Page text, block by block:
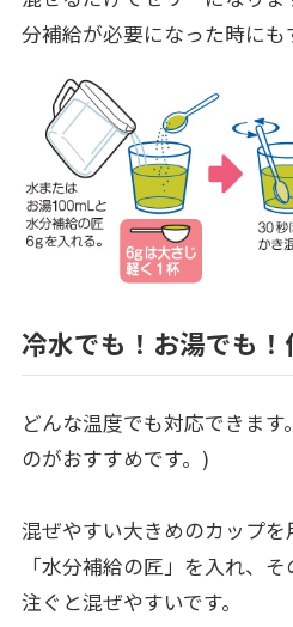
分補給が必要になった時にも
冷水でも！お湯でも！
どんな温度でも対応できま
のがおすすめです。)
混ぜやすい大きめのカップ
「水分補給の匠」を入れ、
注ぐと混ぜやすいです。